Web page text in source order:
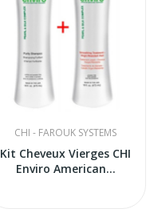
CHI - FAROUK SYSTEMS
Kit Cheveux Vierges CHI
Enviro American...